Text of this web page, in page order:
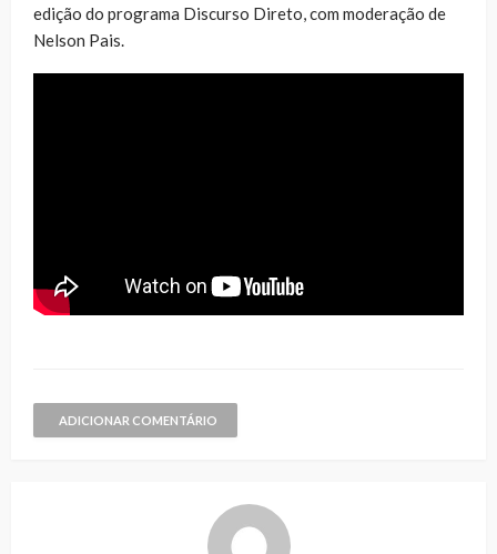
edição do programa Discurso Direto, com moderação de
Nelson Pais.
ADICIONAR COMENTÁRIO